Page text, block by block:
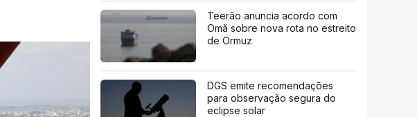
Teerão anuncia acordo com
Omã sobre nova rota no estreito
de Ormuz
DGS emite recomendações
para observação segura do
eclipse solar